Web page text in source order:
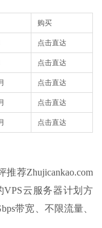
购买
点击直达
点击直达
点击直达
点击直达
点击直达
荐Zhujicankao.com
VPS云服务器计划方
带宽、不限流量、